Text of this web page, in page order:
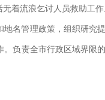
着流浪乞讨人员救助工作
地名管理政策，组织研
负责全市行政区域界限